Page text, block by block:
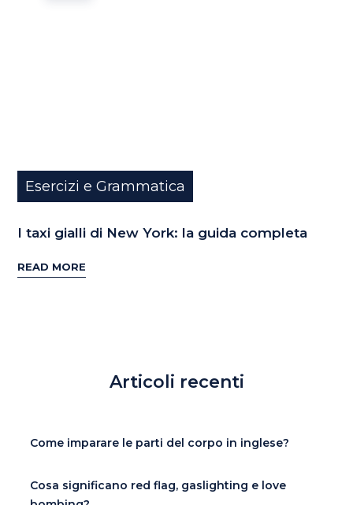
Esercizi e Grammatica
I taxi gialli di New York: la guida completa
READ MORE
Articoli recenti
Come imparare le parti del corpo in inglese?
Cosa significano red flag, gaslighting e love